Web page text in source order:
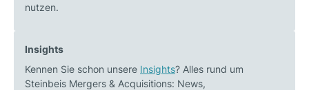
nutzen.
Insights
Kennen Sie schon unsere Insights? Alles rund um
Steinbeis Mergers & Acquisitions: News,